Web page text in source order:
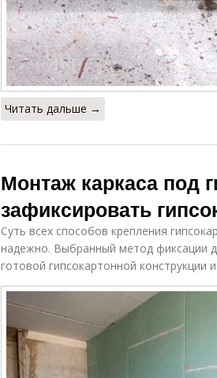
Читать дальше →
Монтаж каркаса под
зафиксировать
Суть всех способов крепления
надежно. Выбранный метод фиксации
готовой гипсокартонной конструкции